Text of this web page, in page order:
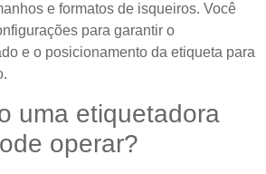
e formatos de isqueiros. Você
para garantir o
e o posicionamento da etiqueta para
uma etiquetadora
operar?